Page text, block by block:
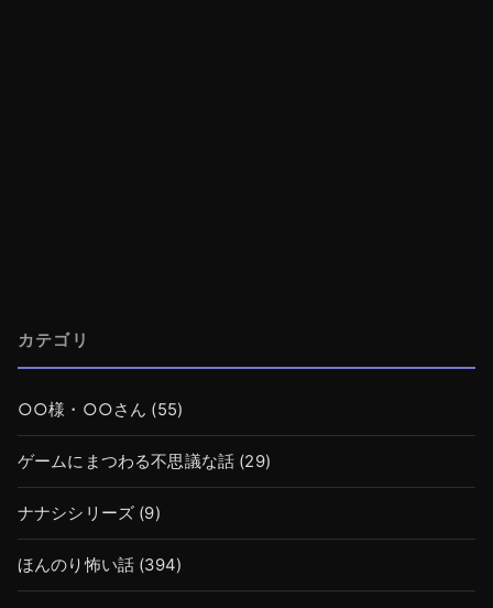
カテゴリ
○○様・○○さん (55)
ゲームにまつわる不思議な話 (29)
ナナシシリーズ (9)
ほんのり怖い話 (394)